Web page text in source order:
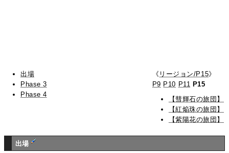
出場
Phase 3
Phase 4
《 リージョン/P15》
P9 P10 P11 P15
【彗輝石の旅団】
【紅焔珠の旅団】
【紫陽花の旅団】
出場